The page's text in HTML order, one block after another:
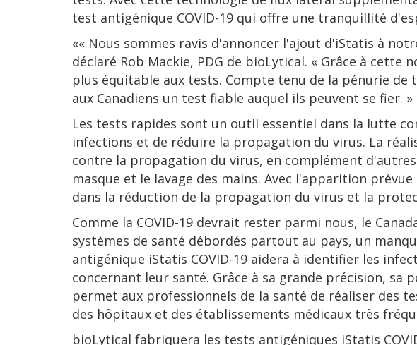
test antigénique COVID-19 qui offre une tranquillité
«« Nous sommes ravis d'annoncer l'ajout d'iStatis à
déclaré Rob Mackie, PDG de bioLytical. « Grâce à
plus équitable aux tests. Compte tenu de la pénurie
aux Canadiens un test fiable auquel ils peuvent se fier. »
Les tests rapides sont un outil essentiel dans la lutte
infections et de réduire la propagation du virus. La
contre la propagation du virus, en complément
masque et le lavage des mains. Avec l'apparition
dans la réduction de la propagation du virus et la
Comme la COVID-19 devrait rester parmi nous, le
systèmes de santé débordés partout au pays, un
antigénique iStatis COVID-19 aidera à identifier les
concernant leur santé. Grâce à sa grande précision,
permet aux professionnels de la santé de réaliser des
des hôpitaux et des établissements médicaux très
bioLytical fabriquera les tests antigéniques iStatis